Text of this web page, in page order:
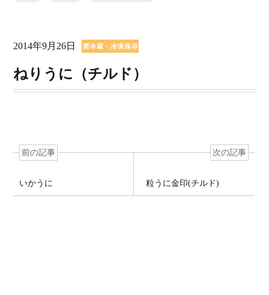
2014年9月26日
要冷蔵・冷凍保存
ねりうに（チルド）
前の記事
いかうに
次の記事
粒うに金印(チルド)